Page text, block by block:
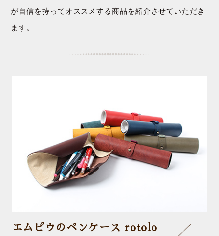
が自信を持ってオススメする商品を紹介させていただき
ます。
エムピウのペンケース rotolo